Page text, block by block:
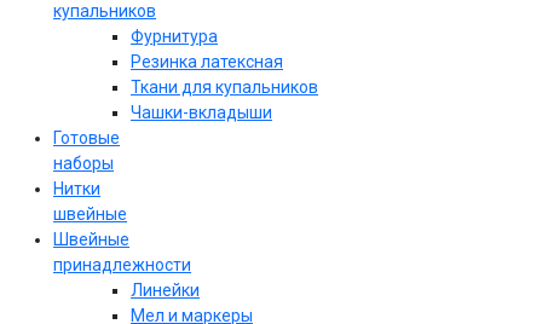
купальников
Фурнитура
Резинка латексная
Ткани для купальников
Чашки-вкладыши
Готовые
наборы
Нитки
швейные
Швейные
принадлежности
Линейки
Мел и маркеры